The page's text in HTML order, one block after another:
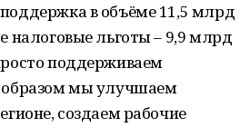
в объёме 11,5 млрд
налоговые льготы – 9,9 млрд
поддерживаем
образом мы улучшаем
создаем рабочие